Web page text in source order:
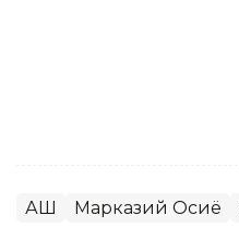
АҚШ Марказий Осиё